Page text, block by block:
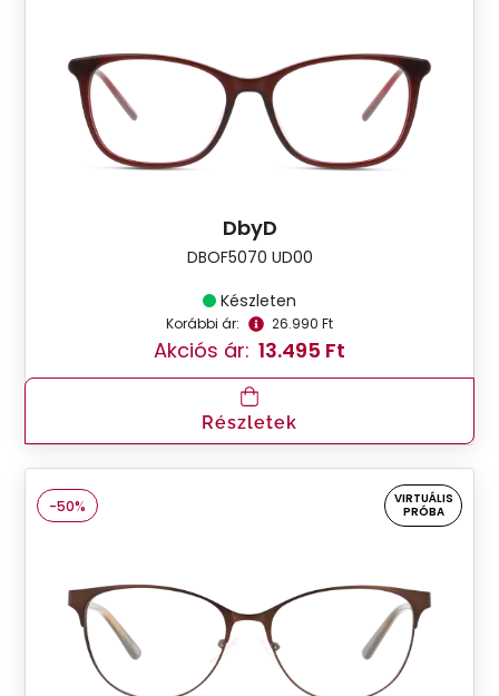
DbyD
DBOF5070 UD00
Készleten
Korábbi ár: 26.990 Ft
Akciós ár: 13.495 Ft
Részletek
-50%
VIRTUÁLIS
PRÓBA